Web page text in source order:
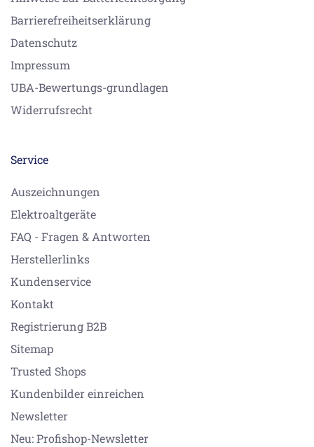
Barrierefreiheitserklärung
Datenschutz
Impressum
UBA-Bewertungs-grundlagen
Widerrufsrecht
Service
Auszeichnungen
Elektroaltgeräte
FAQ - Fragen & Antworten
Herstellerlinks
Kundenservice
Kontakt
Registrierung B2B
Sitemap
Trusted Shops
Kundenbilder einreichen
Newsletter
Neu: Profishop-Newsletter